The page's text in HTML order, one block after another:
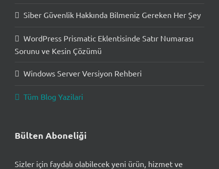
Siber Güvenlik Hakkında Bilmeniz Gereken Her Şey
WordPress Prismatic Eklentisinde Satır Numarası
Sorunu ve Kesin Çözümü
Windows Server Versiyon Rehberi
Tüm Blog Yazilari
Bülten Aboneliği
Sizler için faydalı olabilecek yeni ürün, hizmet ve